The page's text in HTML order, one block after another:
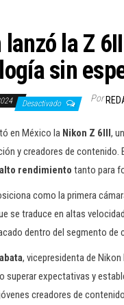
lanzó la Z
sin
Desactivado Por
en México la Nikon Z 6III,
y creadores de contenido.
alto rendimiento tanto para
como la primera
se traduce en altas
dentro del segmento de
, vicepresidenta de
superar expectativas y
creadores de